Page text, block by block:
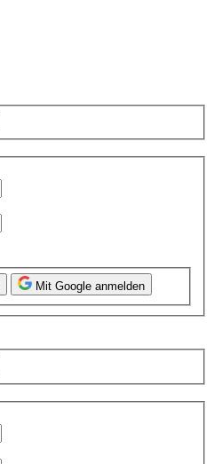
Mit Google anmelden